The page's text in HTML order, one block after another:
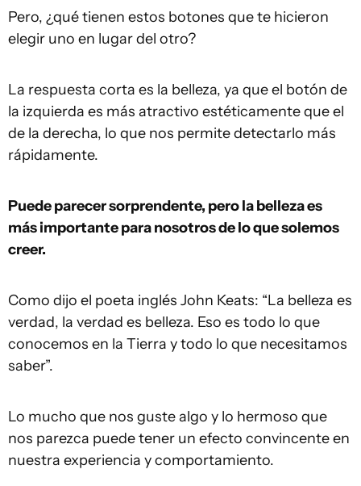
Pero, ¿qué tienen estos botones que te hicieron
elegir uno en lugar del otro?
La respuesta corta es la belleza, ya que el botón de
la izquierda es más atractivo estéticamente que el
de la derecha, lo que nos permite detectarlo más
rápidamente.
Puede parecer sorprendente, pero la belleza es
más importante para nosotros de lo que solemos
creer.
Como dijo el poeta inglés John Keats: “La belleza es
verdad, la verdad es belleza. Eso es todo lo que
conocemos en la Tierra y todo lo que necesitamos
saber”.
Lo mucho que nos guste algo y lo hermoso que
nos parezca puede tener un efecto convincente en
nuestra experiencia y comportamiento.